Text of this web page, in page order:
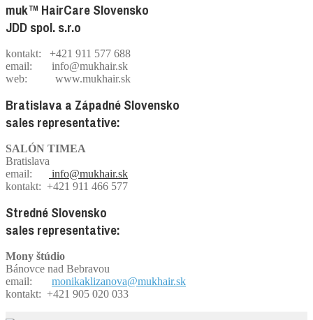
muk™ HairCare Slovensko
JDD spol. s.r.o
kontakt: +421 911 577 688
email: info@mukhair.sk
web: www.mukhair.sk
Bratislava a Západné Slovensko
sales representative:
SALÓN TIMEA
Bratislava
email:
info@mukhair.sk
kontakt: +421 911 466 577
Stredné Slovensko
sales representative:
Mony štúdio
Bánovce nad Bebravou
email: monikaklizanova@mukhair.sk
kontakt: +421 905 020 033